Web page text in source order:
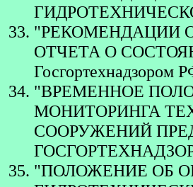
"РЕКОМЕНДАЦИИ
ОТЧЕТА О
Госгортехнадзором
"ВРЕМЕННОЕ
МОНИТОРИНГА
СООРУЖЕНИЙ
ГОСГОРТЕХНАДЗОРУ
"ПОЛОЖЕНИЕ ОБ